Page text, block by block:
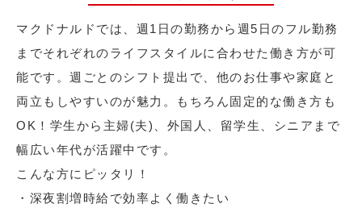
マクドナルドでは、週1日の勤務から週5日のフル勤務
までそれぞれのライフスタイルに合わせた働き方が可
能です。週ごとのシフト提出で、他のお仕事や家庭と
両立もしやすいのが魅力。もちろん固定的な働き方も
OK！学生から主婦(夫)、外国人、留学生、シニアまで
幅広い年代が活躍中です。
こんな方にピッタリ！
・深夜割増時給で効率よく働きたい